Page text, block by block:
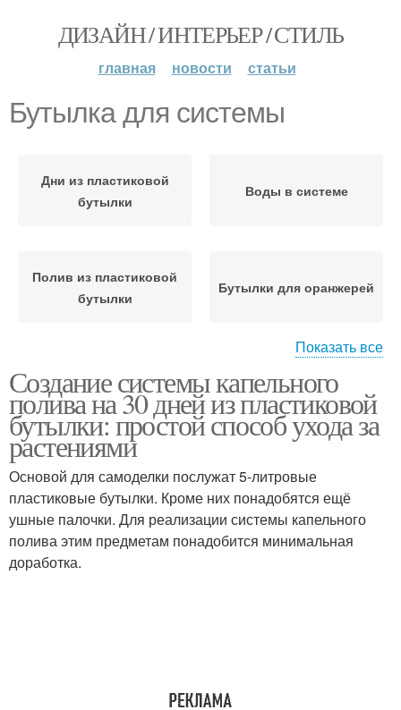
ДИЗАЙН / ИНТЕРЬЕР / СТИЛЬ
главная новости статьи
Бутылка для системы
Дни из пластиковой
бутылки
Воды в системе
Полив из пластиковой
бутылки
Бутылки для оранжерей
Пластиковые бутылки Бутылки для полива
Показать все
Создание системы капельного
полива на 30 дней из пластиковой
бутылки: простой способ ухода за
растениями
Основой для самоделки послужат 5-литровые
пластиковые бутылки. Кроме них понадобятся ещё
ушные палочки. Для реализации системы капельного
полива этим предметам понадобится минимальная
доработка.